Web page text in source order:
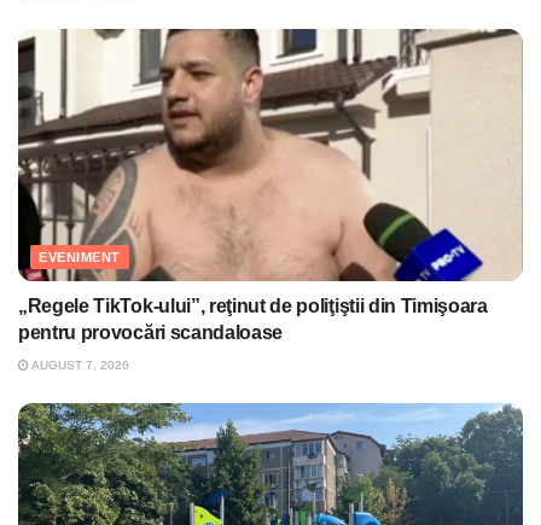
EVENIMENT
„Regele TikTok-ului”, reţinut de poliţiştii din Timişoara
pentru provocări scandaloase
AUGUST 7, 2026